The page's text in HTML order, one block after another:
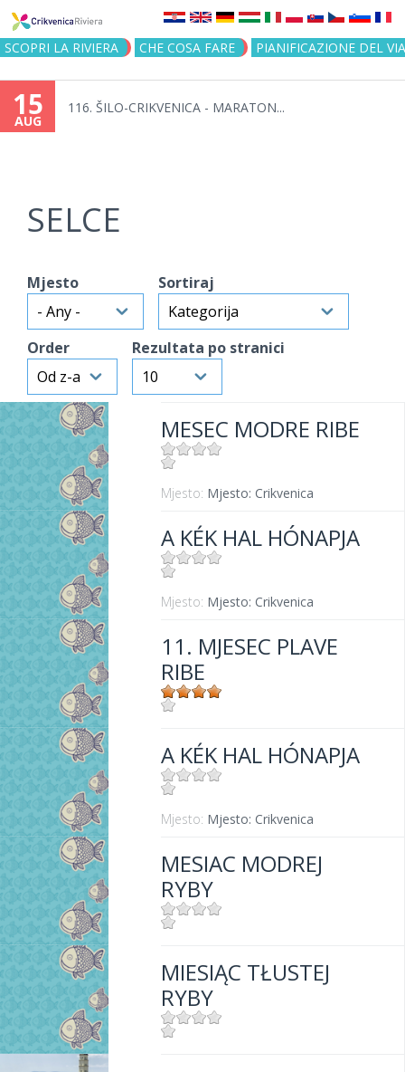
Jump to navigation
SCOPRI LA RIVIERA CHE COSA FARE PIANIFICAZIONE DEL
15
AUG
116. ŠILO-CRIKVENICA - MARATON...
SELCE
Mjesto Sortiraj
Order Rezultata po stranici
MESEC MODRE RIBE
Mjesto: Mjesto: Crikvenica
A KÉK HAL HÓNAPJA
Mjesto: Mjesto: Crikvenica
11. MJESEC PLAVE
RIBE
A KÉK HAL HÓNAPJA
Mjesto: Mjesto: Crikvenica
MESIAC MODREJ
RYBY
MIESIĄC TŁUSTEJ
RYBY